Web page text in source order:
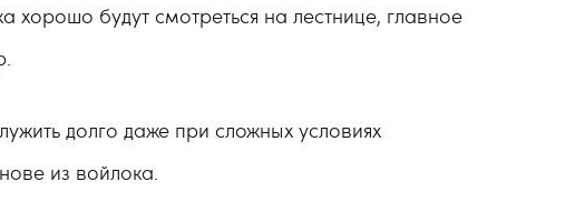
хорошо будут смотреться на лестнице, главное
долго даже при сложных условиях
из войлока.